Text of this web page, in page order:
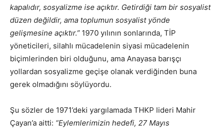
kapalıdır, sosyalizme ise açıktır. Getirdiği tam bir sosyalist
düzen değildir, ama toplumun sosyalist yönde
gelişmesine açıktır.” 1970 yılının sonlarında, TİP
yöneticileri, silahlı mücadelenin siyasi mücadelenin
biçimlerinden biri olduğunu, ama Anayasa barışçı
yollardan sosyalizme geçişe olanak verdiğinden buna
gerek olmadığını söylüyordu.
Şu sözler de 1971’deki yargılamada THKP lideri Mahir
Çayan’a aitti: “Eylemlerimizin hedefi, 27 Mayıs